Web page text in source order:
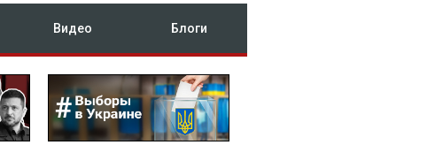
Видео Блоги